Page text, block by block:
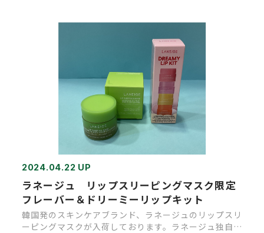
2024.04.22 UP
ラネージュ リップスリーピングマスク限定
フレーバー＆ドリーミーリップキット
韓国発のスキンケアブランド、ラネージュのリップスリ
ーピングマスクが入荷しております。ラネージュ独自の